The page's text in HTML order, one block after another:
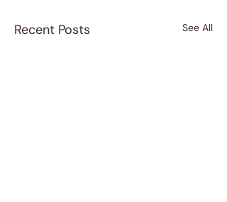
Recent Posts See All